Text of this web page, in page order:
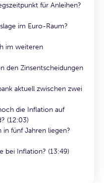
für Anleihen?
im Euro-Raum?
im weiteren
den Zinsentscheidungen
aktuell zwischen zwei
die Inflation auf
(12:03)
fünf Jahren liegen?
bei Inflation? (13:49)